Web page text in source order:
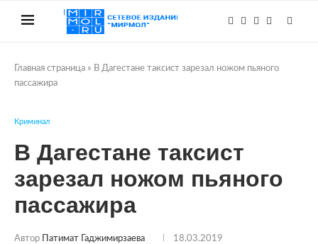
Главная страница » В Дагестане таксист зарезал ножом пьяного
пассажира
Криминал
В Дагестане таксист
зарезал ножом пьяного
пассажира
Автор Патимат Гаджимирзаева 18.03.2019